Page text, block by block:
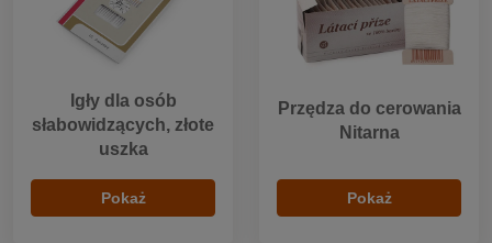
Igły dla osób
słabowidzących, złote
uszka
Pokaż
Przędza do cerowania
Nitarna
Pokaż